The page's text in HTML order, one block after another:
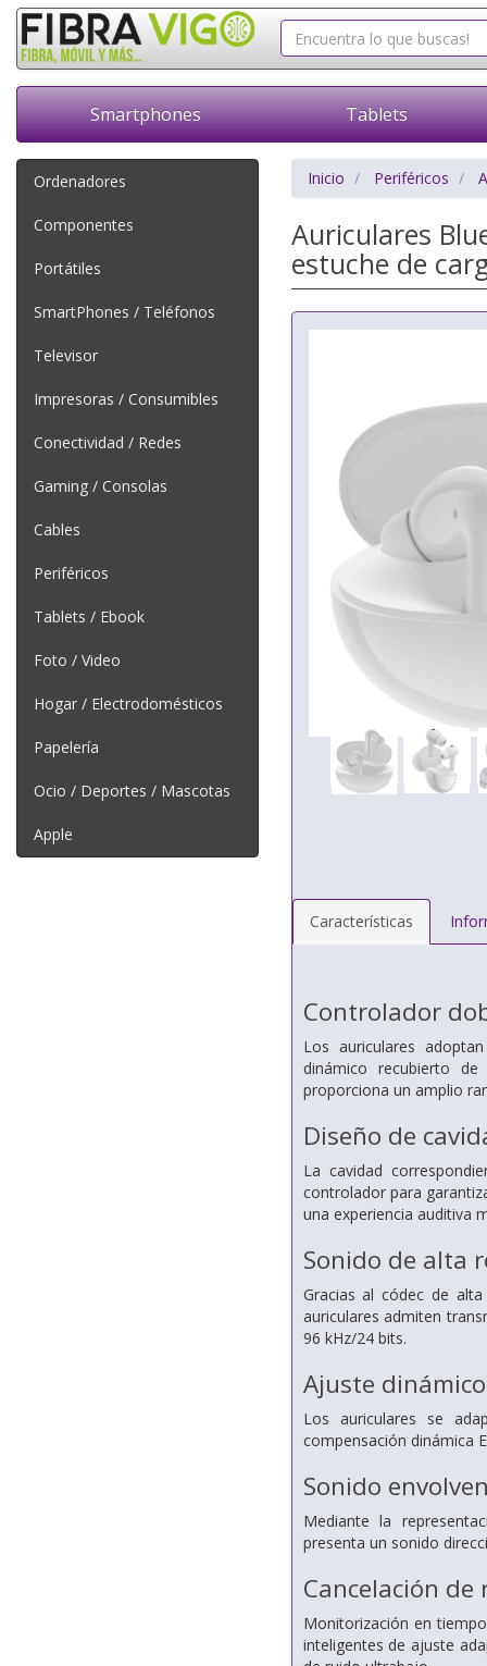
Smartphones Tablets
Ordenadores
Componentes
Portátiles
SmartPhones / Teléfonos
Televisor
Impresoras / Consumibles
Conectividad / Redes
Gaming / Consolas
Cables
Periféricos
Tablets / Ebook
Foto / Video
Hogar / Electrodomésticos
Papelería
Ocio / Deportes / Mascotas
Apple
Inicio Periféricos
Auriculares
estuche de
Características
Controlador
Los auriculares
dinámico recubierto
proporciona un amplio
Diseño de
La cavidad
controlador para
una experiencia auditiva
Sonido de alta
Gracias al códec de
auriculares admiten
96 kHz/24 bits.
Ajuste
Los auriculares se
compensación dinámica
Sonido
Mediante la
presenta un sonido
Cancelación
Monitorización en
inteligentes de ajuste